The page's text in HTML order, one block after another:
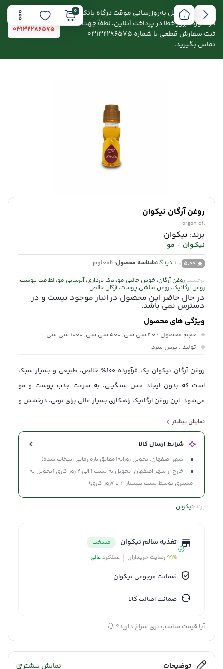
اطلاعیه: به دلیل به‌روزرسانی موقت درگاه بانکی،
در صورت بروز خطا در پرداخت آنلاین، لطفاً جهت
ثبت سفارش قطعی با شماره 03132286575
تماس بگیرید.
03132286575
0
روغن آرگان نیکوان
argan oil
برند: نیکوان
نیکـوان / مو
5.00
1 دیدگاهشناسه محصول: نامعلوم
برچسب روغن آرگان، خوش حالتی مو، ترک بارداری، آبرسانی مو، لطافت پوست،
روغن ارگانیک، روغن مالشی پوست، آرگان خالص
در حال حاضر این محصول در انبار موجود نیست و در
دسترس نمی باشد.
ویژگی های محصول
حجم محصول : 40 سی سی, 500 سی سی, 1000 سی سی
تولید : پرس سرد
روغن آرگان نیکوان یک فرآورده ۱۰۰٪ خالص، طبیعی و بسیار سبک
است که بدون ایجاد حس سنگینی، به سرعت جذب پوست و مو
می‌شود. این روغن ارگانیک راهکاری بسیار عالی برای نرمی، درخشش و
ترک‌های پوستی در دوران بارداری و تغییر وزن جلوگیری می‌کند.
نمایش بیشتر
شرایط ارسال کالا
شهر اصفهان: تحویل روزانه(مطابق بازه زمانی انتخاب شده)
خارج از شهر اصفهان: تحویل به پست 1 الی 2 روز کاری (تحویل به
مشتری توسط پست پیشتاز 4 تا 7روز کاری)
برند:نیکوان
تغذیه سالم نیکوان
منتخب
99%رضایت خریداران عملکردعالی
ضمانت مرجوعی نیکوان
ضمانت اصالت کالا
آیا قیمت مناسب تری سراغ دارید؟
توضیحات نمایش بیشتر